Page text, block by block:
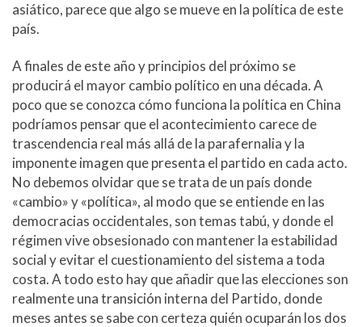
asiático, parece que algo se mueve en la política de este
país.
A finales de este año y principios del próximo se
producirá el mayor cambio político en una década. A
poco que se conozca cómo funciona la política en China
podríamos pensar que el acontecimiento carece de
trascendencia real más allá de la parafernalia y la
imponente imagen que presenta el partido en cada acto.
No debemos olvidar que se trata de un país donde
«cambio» y «política», al modo que se entiende en las
democracias occidentales, son temas tabú, y donde el
régimen vive obsesionado con mantener la estabilidad
social y evitar el cuestionamiento del sistema a toda
costa. A todo esto hay que añadir que las elecciones son
realmente una transición interna del Partido, donde
meses antes se sabe con certeza quién ocuparán los dos